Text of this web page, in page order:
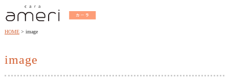
HOME image
image